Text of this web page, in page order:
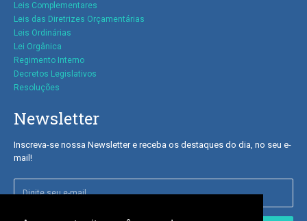
Leis Complementares
Leis das Diretrizes Orçamentárias
Leis Ordinárias
Lei Orgânica
Regimento Interno
Decretos Legislativos
Resoluções
Newsletter
Inscreva-se nossa Newsletter e receba os destaques do dia, no seu e-
mail!